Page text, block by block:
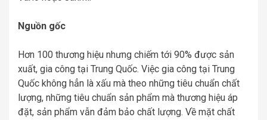
Nguồn gốc
Hơn 100 thương hiệu nhưng chiếm tới 90% được sản
xuất, gia công tại Trung Quốc. Việc gia công tại Trung
Quốc không hẳn là xấu mà theo những tiêu chuẩn chất
lượng, những tiêu chuẩn sản phẩm mà thương hiệu áp
đặt, sản phẩm vẫn đảm bảo chất lượng. Về mặt chất